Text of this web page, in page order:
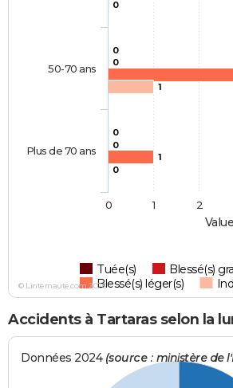
0
0
0
0
1
0
1
0
Tuée(s)
Blessé(s)
Blessé(s) léger(s)
50-70 ans
Plus de 70 ans
0 1 2
© Linternaute.com 2026
Accidents à Tartaras selon la
Données 2024 (source : ministère de